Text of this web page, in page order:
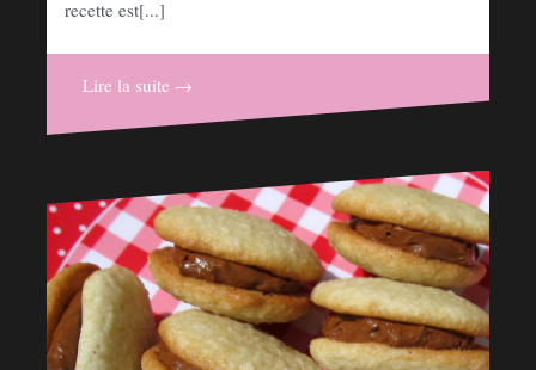
recette est[...]
Lire la suite →